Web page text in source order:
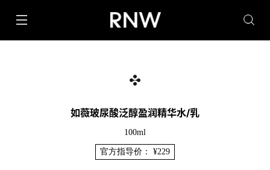
如薇玻尿酸泛醇盈润精华水/乳
100ml
官方指导价： ¥229